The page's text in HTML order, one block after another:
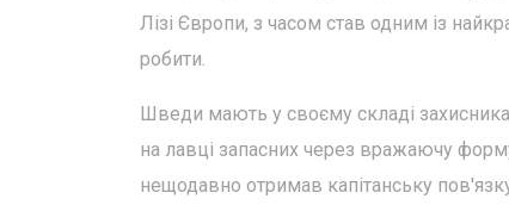
Лізі Європи, з часом став одним із
робити.
Шведи мають у своєму складі
на лавці запасних через вражаючу
нещодавно отримав капітанську